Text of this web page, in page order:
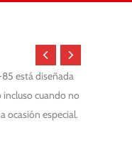
85 está diseñada
incluso cuando no
ocasión especial.